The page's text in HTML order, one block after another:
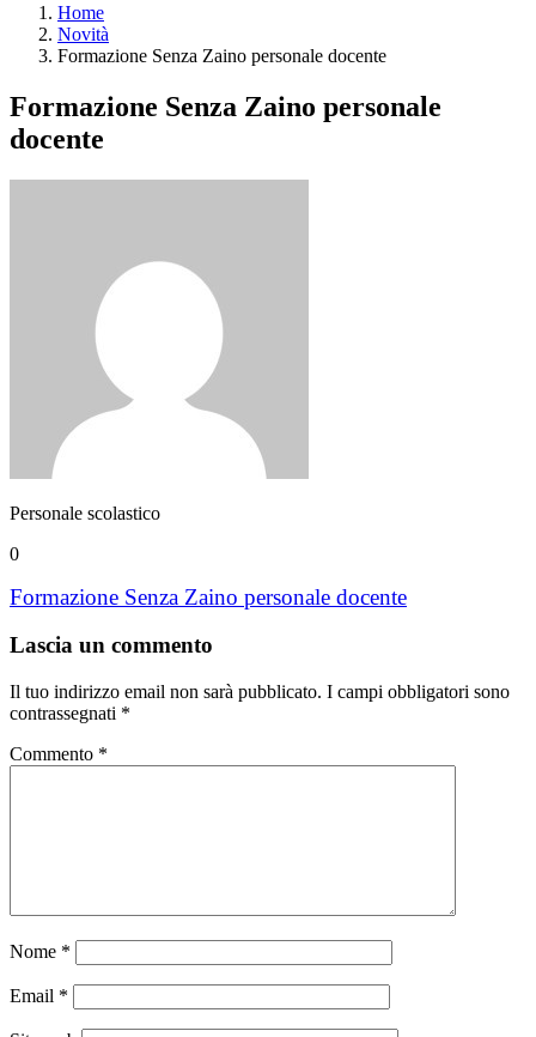
Home
Novità
Formazione Senza Zaino personale docente
Formazione Senza Zaino personale
docente
Personale scolastico
0
Formazione Senza Zaino personale docente
Lascia un commento
Il tuo indirizzo email non sarà pubblicato. I campi obbligatori sono
contrassegnati *
Commento *
Nome *
Email *